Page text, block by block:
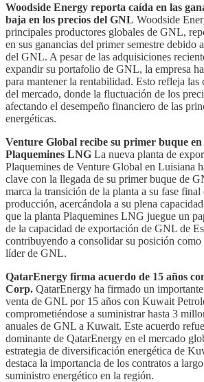
Woodside Energy reporta caída en las
baja en los precios del GNL Woodside
principales productores globales de GNL,
en sus ganancias del primer semestre debido
del GNL. A pesar de las adquisiciones
expandir su portafolio de GNL, la empresa
para mantener la rentabilidad. Esto refleja las
del mercado, donde la fluctuación de los
afectando el desempeño financiero de las
energéticas.
Venture Global recibe su primer buque
Plaquemines LNG La nueva planta de
Plaquemines de Venture Global en Luisiana
clave con la llegada de su primer buque de
marca la transición de la planta a su fase final
producción, acercándola a su plena
que la planta Plaquemines LNG juegue un
de la capacidad de exportación de GNL de
contribuyendo a consolidar su posición
líder de GNL.
QatarEnergy firma acuerdo de 15 años
Corp. QatarEnergy ha firmado un
venta de GNL por 15 años con Kuwait
comprometiéndose a suministrar hasta 3
anuales de GNL a Kuwait. Este acuerdo
dominante de QatarEnergy en el mercado
estrategia de diversificación energética de
destaca la importancia de los contratos a
suministro energético en la región.